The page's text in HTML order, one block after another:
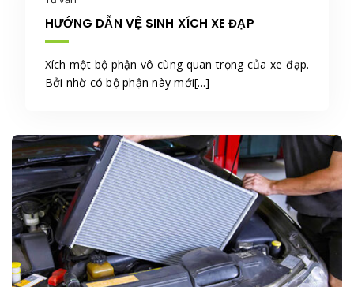
HƯỚNG DẪN VỆ SINH XÍCH XE ĐẠP
Xích một bộ phận vô cùng quan trọng của xe đạp.
Bởi nhờ có bộ phận này mới[...]